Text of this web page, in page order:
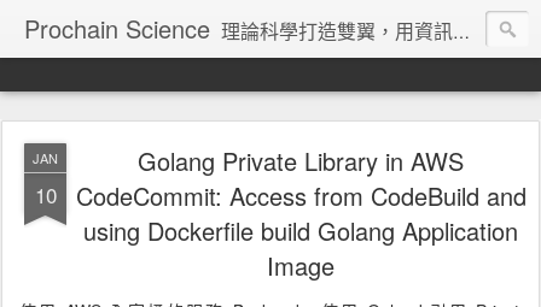
Prochain Science 理論科學打造雙翼，用資訊技術飛向藍天
JAN
10
Golang Private Library in AWS
CodeCommit: Access from CodeBuild and
using Dockerfile build Golang Application
Image